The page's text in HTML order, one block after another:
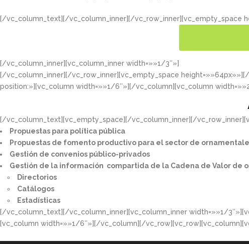
[/vc_column_text][/vc_column_inner][/vc_row_inner][vc_empty_space
[/vc_column_inner][vc_column_inner width=»»1/3″»]
[/vc_column_inner][/vc_row_inner][vc_empty_space
position:»][vc_column width=»»1/6″»][/vc_column][vc_column
[/vc_column_text][vc_empty_space][/vc_column_inner][/
Propuestas para política pública​
Propuestas de fomento productivo para el sector de
Gestión de convenios público-privados​
Gestión de la información compartida de la Cadena de Valor de
Directorios​
Catálogos​
Estadísticas
[/vc_column_text][/vc_column_inner][vc_column_inner width=»»1/
[vc_column width=»»1/6″»][/vc_column][/